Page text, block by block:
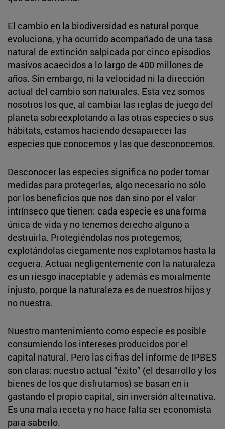
El cambio en la biodiversidad es natural porque
evoluciona, y ha ocurrido acompañado de una tasa
natural de extinción salpicada por cinco episodios
masivos acaecidos a lo largo de 400 millones de
años. Sin embargo, ni la velocidad ni la dirección
actual del cambio son naturales. Esta vez somos
nosotros los que, al cambiar las reglas de juego del
planeta sobreexplotando a las otras especies o sus
hábitats, estamos haciendo desaparecer las
especies que conocemos y las que desconocemos.
Desconocer las especies significa no poder tomar
medidas para protegerlas, algo necesario no sólo
por los beneficios que nos dan sino por el valor
intrínseco que tienen: cada especie es una forma
única de vida y no tenemos derecho alguno a
destruirla. Protegiéndolas nos protegemos;
explotándolas ciegamente nos explotamos hasta la
ceguera. Actuar negligentemente con la naturaleza
es un riesgo inaceptable y además es moralmente
injusto, porque la naturaleza es de nuestros hijos y
no nuestra.
Nuestro mantenimiento como especie es posible
consumiendo los intereses producidos por el
capital natural. Pero las cifras del informe de IPBES
son claras: nuestro actual “éxito” (el desarrollo y los
bienes de los que disfrutamos) se basan en ir
gastando el propio capital, sin inversión alternativa.
Es una mala receta y no hace falta ser economista
para saberlo.